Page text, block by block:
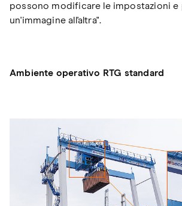
possono modificare le impostazioni e
un'immagine all'altra".
Ambiente operativo RTG standard